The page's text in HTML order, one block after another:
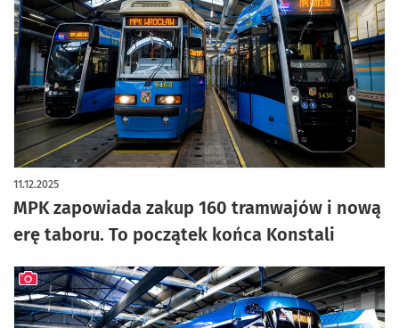
MPK zapowiada zakup 160 tramwajów i nową
erę taboru. To początek końca Konstali
11.12.2025
artykuł z galerią zdjęć